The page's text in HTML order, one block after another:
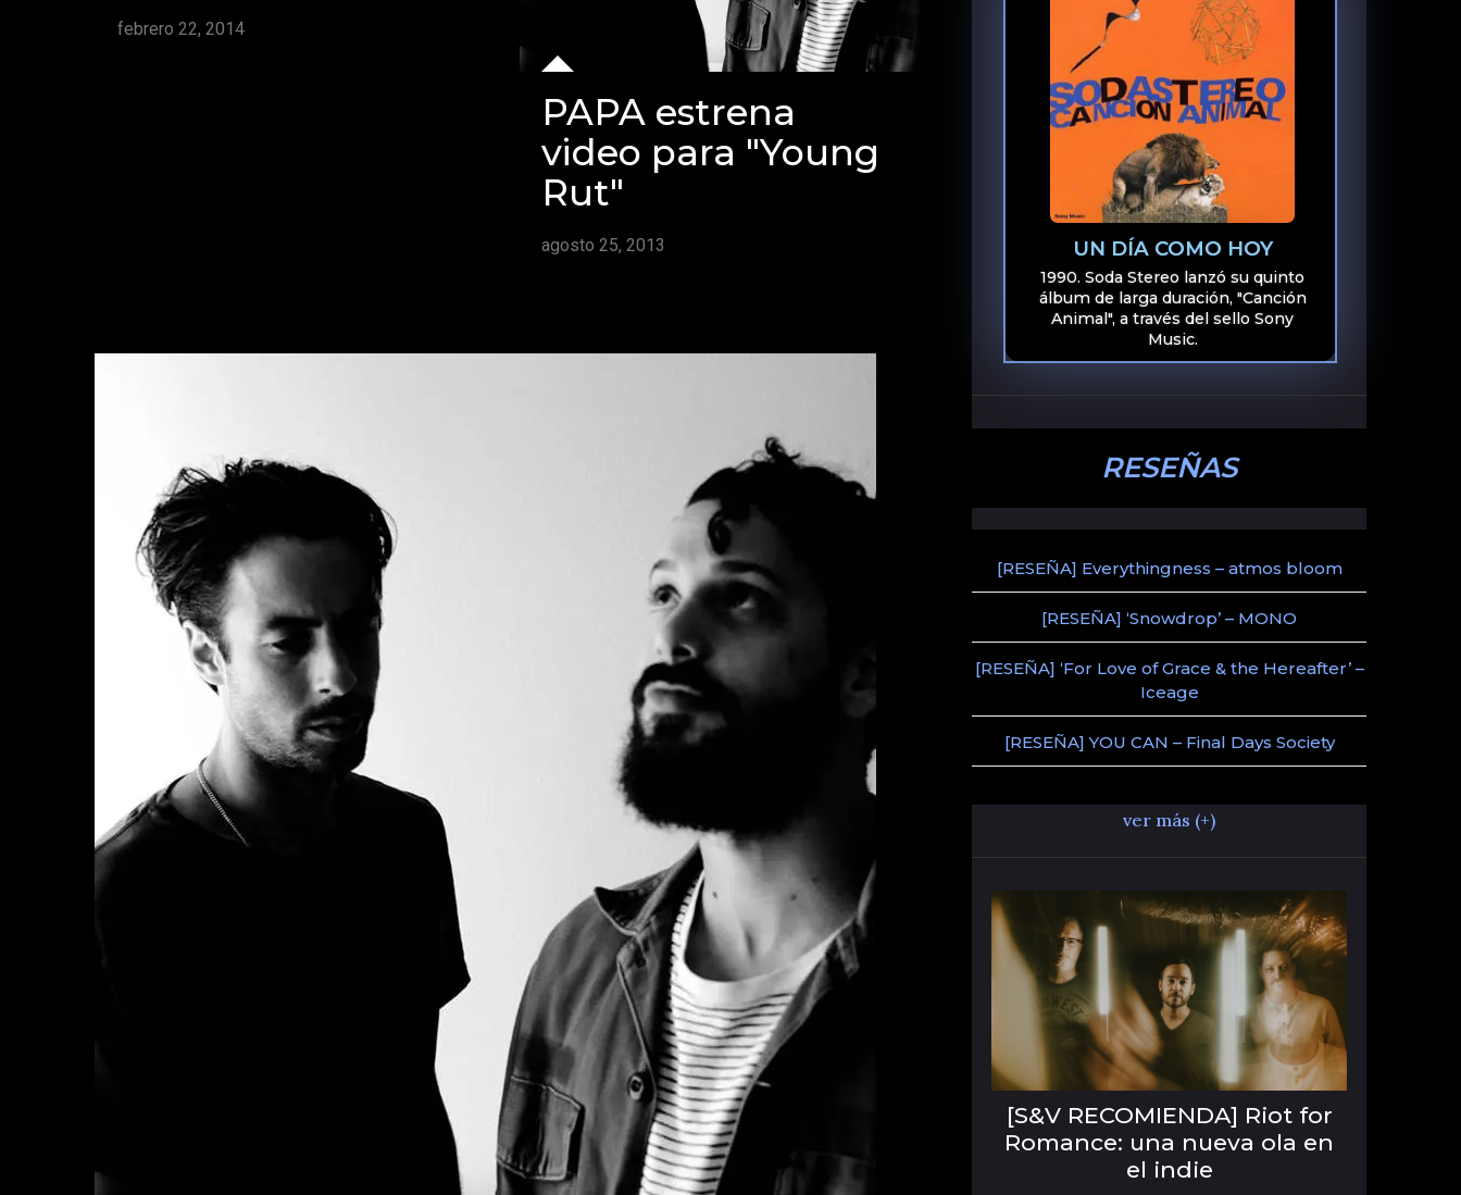
febrero 22, 2014
PAPA estrena
video para "Young
Rut"
agosto 25, 2013 UN DÍA COMO HOY
1990. Soda Stereo lanzó su quinto
álbum de larga duración, "Canción
Animal", a través del sello Sony
Music.
RESEÑAS
[RESEÑA] Everythingness – atmos bloom
[RESEÑA] ‘Snowdrop’ – MONO
[RESEÑA] ‘For Love of Grace & the Hereafter’ –
Iceage
[RESEÑA] YOU CAN – Final Days Society
ver más (+)
[S&V RECOMIENDA] Riot for
Romance: una nueva ola en
el indie